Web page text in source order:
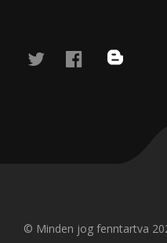
twitterfacebook
blog
© Minden jog fenntartva